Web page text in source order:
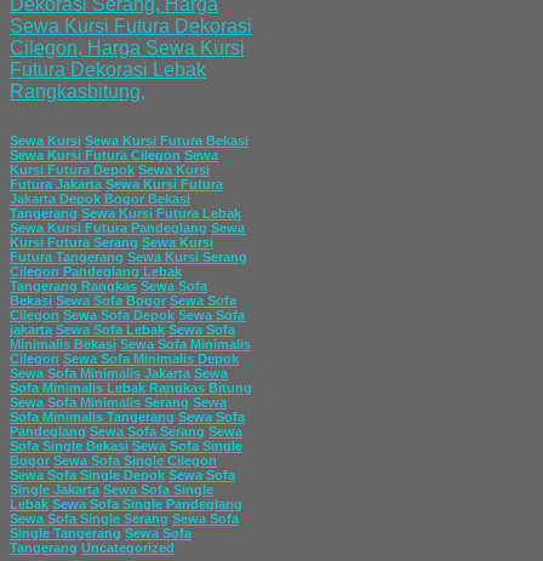
Sewa Kursi Sewa Kursi Futura Bekasi
Sewa Kursi Futura Cilegon Sewa
Kursi Futura Depok Sewa Kursi
Futura Jakarta Sewa Kursi Futura
Jakarta Depok Bogor Bekasi
Tangerang Sewa Kursi Futura Lebak
Sewa Kursi Futura Pandeglang Sewa
Kursi Futura Serang Sewa Kursi
Futura Tangerang Sewa Kursi Serang
Cilegon Pandeglang Lebak
Tangerang Rangkas Sewa Sofa
Bekasi Sewa Sofa Bogor Sewa Sofa
Cilegon Sewa Sofa Depok Sewa Sofa
jakarta Sewa Sofa Lebak Sewa Sofa
Minimalis Bekasi Sewa Sofa Minimalis
Cilegon Sewa Sofa Minimalis Depok
Sewa Sofa Minimalis Jakarta Sewa
Sofa Minimalis Lebak Rangkas Bitung
Sewa Sofa Minimalis Serang Sewa
Sofa Minimalis Tangerang Sewa Sofa
Pandeglang Sewa Sofa Serang Sewa
Sofa Single Bekasi Sewa Sofa Single
Bogor Sewa Sofa Single Cilegon
Sewa Sofa Single Depok Sewa Sofa
Single Jakarta Sewa Sofa Single
Lebak Sewa Sofa Single Pandeglang
Sewa Sofa Single Serang Sewa Sofa
Single Tangerang Sewa Sofa
Tangerang Uncategorized